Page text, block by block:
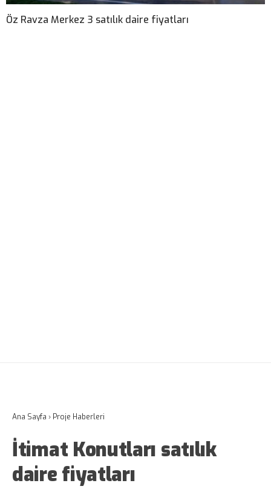
Öz Ravza Merkez 3 satılık daire fiyatları
Ana Sayfa › Proje Haberleri
İtimat Konutları satılık
daire fiyatları